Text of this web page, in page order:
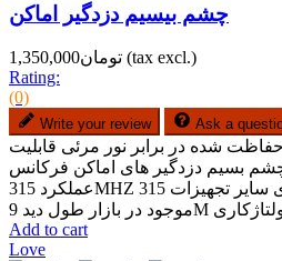
چشم بیسیم دزدگیر اماکن
تومان1,350,000 (tax excl.)
Rating:
(0)
Write your review Ask a
شده در برابر نور مرئی قابلیت
چشم بسیم دزدگیر های اماکن فرکانس
عملکرد 315MHZ امکان ست کردن بروی سایر تجهیزات 315MHZ
Add to cart
Love